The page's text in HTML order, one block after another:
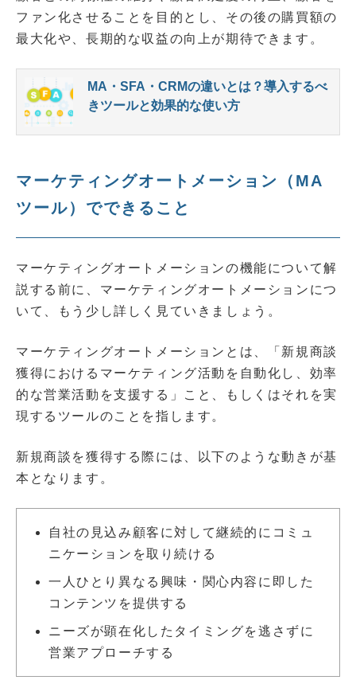
ファン化させることを目的とし、その後の購買額の
最大化や、長期的な収益の向上が期待できます。
MA・SFA・CRMの違いとは？導入するべ
きツールと効果的な使い方
マーケティングオートメーション（MA
ツール）でできること
マーケティングオートメーションの機能について解
説する前に、マーケティングオートメーションにつ
いて、もう少し詳しく見ていきましょう。
マーケティングオートメーションとは、「新規商談
獲得におけるマーケティング活動を自動化し、効率
的な営業活動を支援する」こと、もしくはそれを実
現するツールのことを指します。
新規商談を獲得する際には、以下のような動きが基
本となります。
自社の見込み顧客に対して継続的にコミュ
ニケーションを取り続ける
一人ひとり異なる興味・関心内容に即した
コンテンツを提供する
ニーズが顕在化したタイミングを逃さずに
営業アプローチする